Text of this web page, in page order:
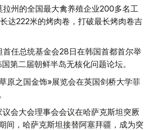
州的全国最大禽养殖企业200多名工
达222米的烤肉卷，打破最长烤肉卷吉
任总统基金会28日在韩国首都首尔举
第二届朝鲜半岛无核化问题论坛。
原之国金饰»展览会在英国剑桥大学菲
会大会理事会会议在哈萨克斯坦突厥
间，哈萨克斯坦接替阿塞拜疆，成为突